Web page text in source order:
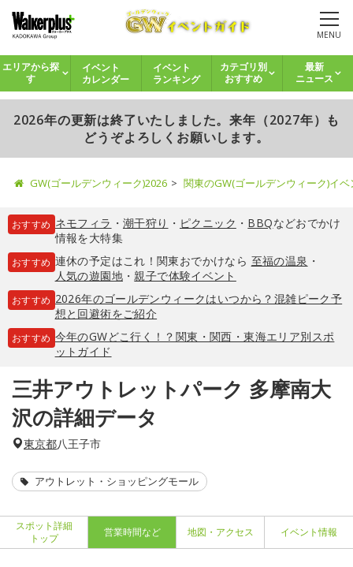
MENU
エリアから探
す
イベント
カレンダー
イベント
ランキング
カテゴリ別
おすすめ
最新
ニュース
2026年の更新は終了いたしました。来年（2027年）も
どうぞよろしくお願いします。
GW(ゴールデンウィーク)2026 関東のGW(ゴールデンウィーク)イ
おすすめ ネモフィラ ・ 潮干狩り ・ ピクニック ・ BBQなどおでかけ
情報を大特集
おすすめ 連休の予定はこれ！関東おでかけなら 至福の温泉 ・
人気の遊園地・親子で体験イベント
おすすめ 2026年のゴールデンウィークはいつから？混雑ピーク予
想と回避術をご紹介
おすすめ 今年のGWどこ行く！？関東・関西・東海エリア別スポ
ットガイド
三井アウトレットパーク 多摩南大
沢の詳細データ
東京都八王子市
アウトレット・ショッピングモール
スポット詳細
トップ
営業時間など 地図・アクセス イベント情報